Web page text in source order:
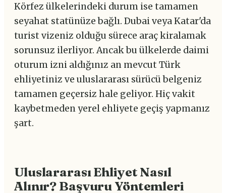
Körfez ülkelerindeki durum ise tamamen
seyahat statünüze bağlı. Dubai veya Katar'da
turist vizeniz olduğu sürece araç kiralamak
sorunsuz ilerliyor. Ancak bu ülkelerde daimi
oturum izni aldığınız an mevcut Türk
ehliyetiniz ve uluslararası sürücü belgeniz
tamamen geçersiz hale geliyor. Hiç vakit
kaybetmeden yerel ehliyete geçiş yapmanız
şart.
Uluslararası Ehliyet Nasıl
Alınır? Başvuru Yöntemleri